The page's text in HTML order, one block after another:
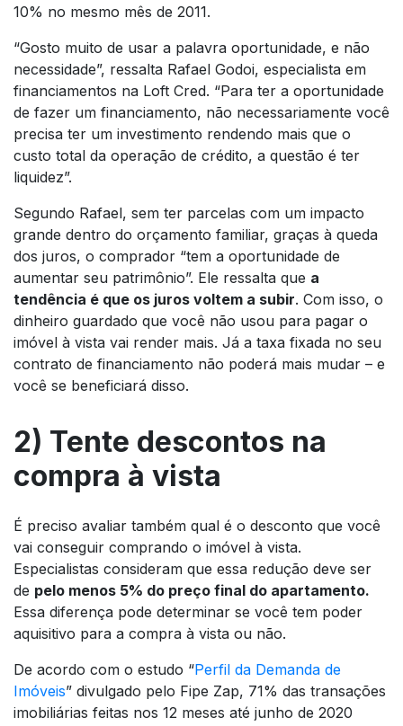
10% no mesmo mês de 2011.
“Gosto muito de usar a palavra oportunidade, e não
necessidade”, ressalta Rafael Godoi, especialista em
financiamentos na Loft Cred. “Para ter a oportunidade
de fazer um financiamento, não necessariamente você
precisa ter um investimento rendendo mais que o
custo total da operação de crédito, a questão é ter
liquidez”.
Segundo Rafael, sem ter parcelas com um impacto
grande dentro do orçamento familiar, graças à queda
dos juros, o comprador “tem a oportunidade de
aumentar seu patrimônio”. Ele ressalta que a
tendência é que os juros voltem a subir. Com isso, o
dinheiro guardado que você não usou para pagar o
imóvel à vista vai render mais. Já a taxa fixada no seu
contrato de financiamento não poderá mais mudar – e
você se beneficiará disso.
2) Tente descontos na
compra à vista
É preciso avaliar também qual é o desconto que você
vai conseguir comprando o imóvel à vista.
Especialistas consideram que essa redução deve ser
de pelo menos 5% do preço final do apartamento.
Essa diferença pode determinar se você tem poder
aquisitivo para a compra à vista ou não.
De acordo com o estudo “Perfil da Demanda de
Imóveis” divulgado pelo Fipe Zap, 71% das transações
imobiliárias feitas nos 12 meses até junho de 2020